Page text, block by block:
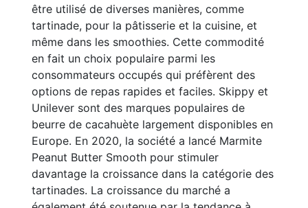
être utilisé de diverses manières, comme
tartinade, pour la pâtisserie et la cuisine, et
même dans les smoothies. Cette commodité
en fait un choix populaire parmi les
consommateurs occupés qui préfèrent des
options de repas rapides et faciles. Skippy et
Unilever sont des marques populaires de
beurre de cacahuète largement disponibles en
Europe. En 2020, la société a lancé Marmite
Peanut Butter Smooth pour stimuler
davantage la croissance dans la catégorie des
tartinades. La croissance du marché a